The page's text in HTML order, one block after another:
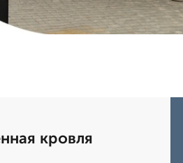
кровля